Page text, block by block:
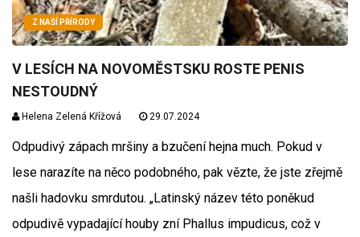
Z NAŠÍ PŘÍRODY
V LESÍCH NA NOVOMĚSTSKU ROSTE PENIS
NESTOUDNÝ
Helena Zelená Křížová 29.07.2024
Odpudivý zápach mršiny a bzučení hejna much. Pokud v
lese narazíte na něco podobného, pak vězte, že jste zřejmě
našli hadovku smrdutou. „Latinský název této poněkud
odpudivě vypadající houby zní Phallus impudicus, což v